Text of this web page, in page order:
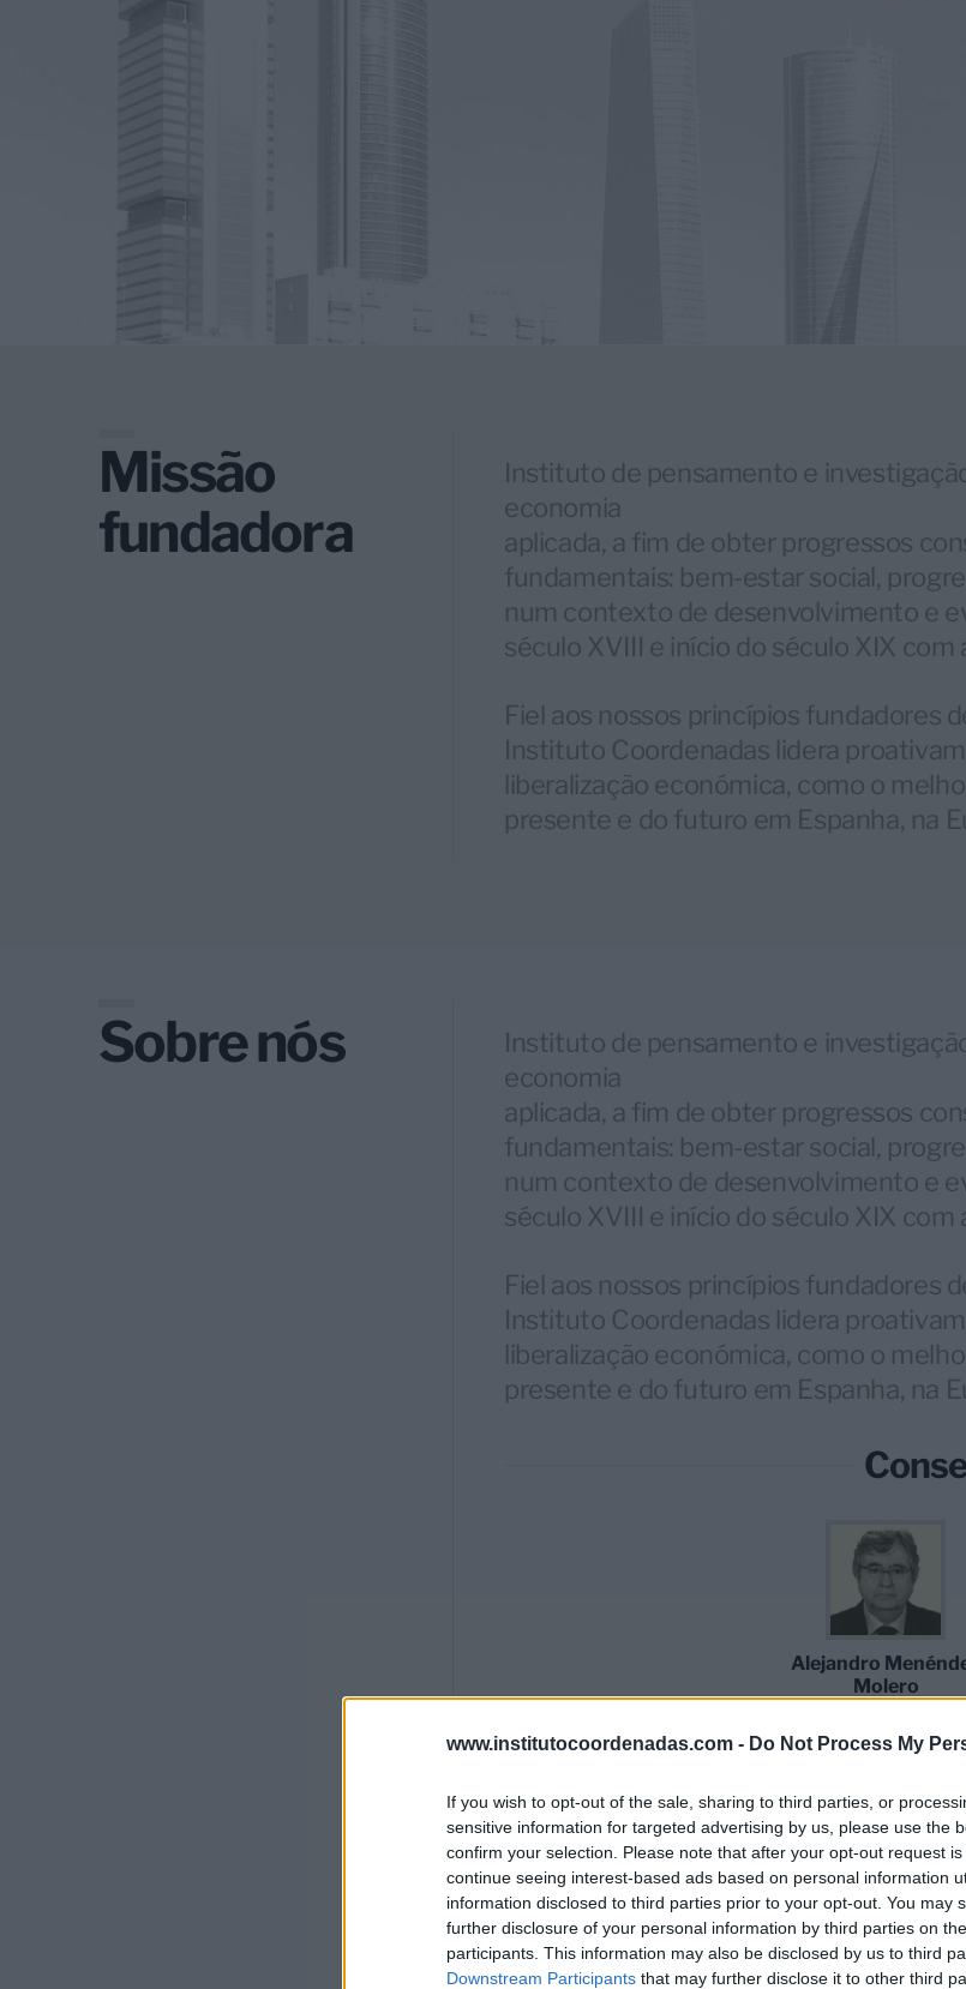
www.institutocoordenadas.com - Do Not Process My
If you wish to opt-out of the sale, sharing to third parties, or
sensitive information for targeted advertising by us, please use the
confirm your selection. Please note that after your opt-out request
continue seeing interest-based ads based on personal information
information disclosed to third parties prior to your opt-out. You may
further disclosure of your personal information by third parties on
participants. This information may also be disclosed by us to third
Downstream Participants that may further disclose it to other third
Missão
fundadora
Instituto de pensamento e
economia
aplicada, a fim de obter progressos
fundamentais: bem-estar social,
num contexto de desenvolvimento e
século XVIII e início do século XIX com
Fiel aos nossos princípios fundadores
Instituto Coordenadas lidera
liberalização económica, como o
presente e do futuro em Espanha, na
Sobre nós
Instituto de pensamento e
economia
aplicada, a fim de obter progressos
fundamentais: bem-estar social,
num contexto de desenvolvimento e
século XVIII e início do século XIX com
Fiel aos nossos princípios fundadores
Instituto Coordenadas lidera
liberalização económica, como o
presente e do futuro em Espanha, na
Alejandro
Molero
Jurídico
Andreu Cruañas
Secretário Gera
Enrique
Vice-secretário geral